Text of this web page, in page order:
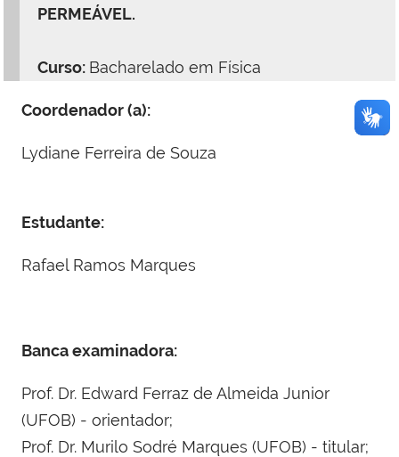
PERMEÁVEL.
Curso: Bacharelado em Física
Coordenador (a):
Lydiane Ferreira de Souza
Estudante:
Rafael Ramos Marques
Banca examinadora:
Prof. Dr. Edward Ferraz de Almeida Junior
(UFOB) - orientador;
Prof. Dr. Murilo Sodré Marques (UFOB) - titular;